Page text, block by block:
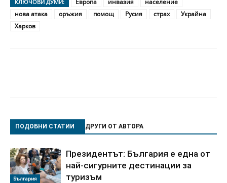
КЛЮЧОВИ ДУМИ: Европа инвазия
население
нова атака
оръжия помощ Русия страх
Украйна
Харков
ПОДОБНИ СТАТИИ ДРУГИ ОТ АВТОРА
България
Президентът: България е една от
най-сигурните дестинации за
туризъм